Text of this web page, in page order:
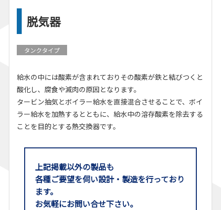
脱気器
タンクタイプ
給水の中には酸素が含まれておりその酸素が鉄と結びつくと
酸化し、腐食や減肉の原因となります。
タービン抽気とボイラー給水を直接混合させることで、ボイ
ラー給水を加熱するとともに、給水中の溶存酸素を除去する
ことを目的とする熱交換器です。
上記掲載以外の製品も
各種ご要望を伺い設計・製造を行っており
ます。
お気軽にお問い合せ下さい。